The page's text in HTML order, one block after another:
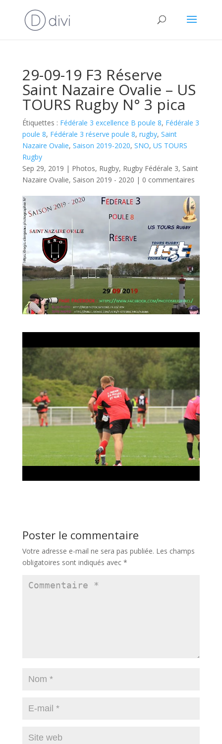
29-09-19 F3 Réserve
Saint Nazaire Ovalie – US
TOURS Rugby N° 3 pica
Étiquettes : Fédérale 3 excellence B poule 8, Fédérale 3
poule 8, Fédérale 3 réserve poule 8, rugby, Saint
Nazaire Ovalie, Saison 2019-2020, SNO, US TOURS
Rugby
Sep 29, 2019 | Photos, Rugby, Rugby Fédérale 3, Saint
Nazaire Ovalie, Saison 2019 - 2020 | 0 commentaires
Poster le commentaire
Votre adresse e-mail ne sera pas publiée. Les champs
obligatoires sont indiqués avec *